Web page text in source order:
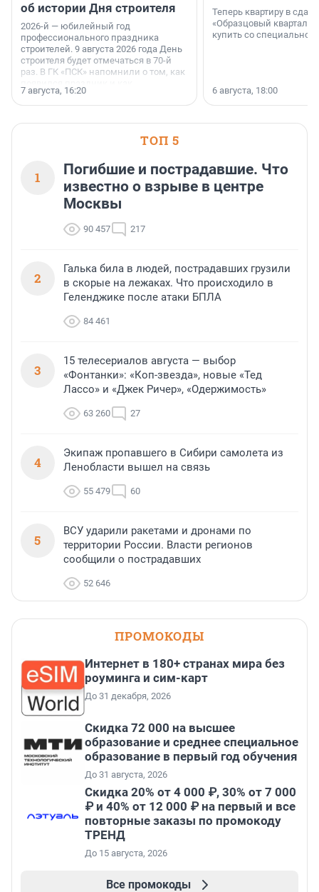
об истории Дня строителя
2026-й — юбилейный год
профессионального праздника
строителей. 9 августа 2026 года День
строителя будет отмечаться в 70-й
раз. В ГК «ПСК» напомнили о том, как
поменялась роль строительства.
7 августа, 16:20
Теперь квартиру в
«Образцовый квартал
купить со специальной
6 августа, 18:00
ТОП 5
1
Погибшие и пострадавшие. Что
известно о взрыве в центре
Москвы
90 457 217
2
Галька била в людей, пострадавших грузили
в скорые на лежаках. Что происходило в
Геленджике после атаки БПЛА
84 461
3
15 телесериалов августа — выбор
«Фонтанки»: «Коп-звезда», новые «Тед
Лассо» и «Джек Ричер», «Одержимость»
63 260 27
4
Экипаж пропавшего в Сибири самолета из
Ленобласти вышел на связь
55 479 60
5
ВСУ ударили ракетами и дронами по
территории России. Власти регионов
сообщили о пострадавших
52 646
ПРОМОКОДЫ
Интернет в 180+ странах мира без
роуминга и сим-карт
До 31 декабря, 2026
Скидка 72 000 на высшее
образование и среднее специальное
образование в первый год обучения
До 31 августа, 2026
Скидка 20% от 4 000 ₽, 30% от 7 000
₽ и 40% от 12 000 ₽ на первый и все
повторные заказы по промокоду
ТРЕНД
До 15 августа, 2026
Все промокоды